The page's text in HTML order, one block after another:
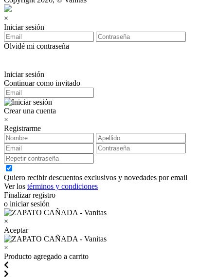
×
Iniciar sesión
Olvidé mi contraseña
Iniciar sesión
Continuar como invitado
Crear una cuenta
×
Registrarme
Quiero recibir descuentos exclusivos y novedades por email
Ver los términos y condiciones
Finalizar registro
o iniciar sesión
×
Aceptar
×
Producto agregado a carrito